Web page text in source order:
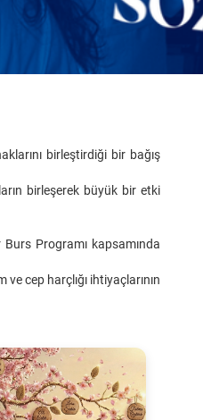
birleştirdiği bir bağış
birleşerek büyük bir etki
Programı kapsamında
cep harçlığı ihtiyaçlarının